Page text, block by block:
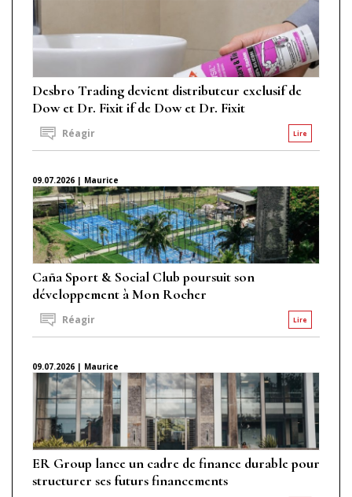
Desbro Trading devient distributeur exclusif de
Dow et Dr. Fixit if de Dow et Dr. Fixit
Lire
Réagir
09.07.2026 | Maurice
Caña Sport & Social Club poursuit son
développement à Mon Rocher
Lire
Réagir
09.07.2026 | Maurice
ER Group lance un cadre de finance durable pour
structurer ses futurs financements